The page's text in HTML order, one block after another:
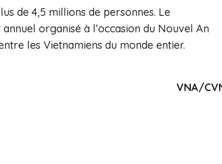
de 4,5 millions de personnes. Le
organisé à l’occasion du Nouvel An
les Vietnamiens du monde entier.
VNA/